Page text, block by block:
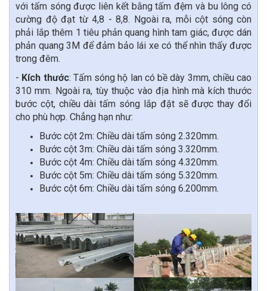
với tấm sóng được liên kết bằng tấm đệm và bu lông có
cường độ đạt từ 4,8 - 8,8. Ngoài ra, mỗi cột sóng còn
phải lắp thêm 1 tiêu phản quang hình tam giác, được dán
phản quang 3M để đảm bảo lái xe có thể nhìn thấy được
trong đêm.
- Kích thước: Tấm sóng hộ lan có bề dày 3mm, chiều cao
310 mm. Ngoài ra, tùy thuộc vào địa hình mà kích thước
bước cột, chiều dài tấm sóng lắp đặt sẽ được thay đổi
cho phù hợp. Chẳng hạn như:
Bước cột 2m: Chiều dài tấm sóng 2.320mm.
Bước cột 3m: Chiều dài tấm sóng 3.320mm.
Bước cột 4m: Chiều dài tấm sóng 4.320mm.
Bước cột 5m: Chiều dài tấm sóng 5.320mm.
Bước cột 6m: Chiều dài tấm sóng 6.200mm.